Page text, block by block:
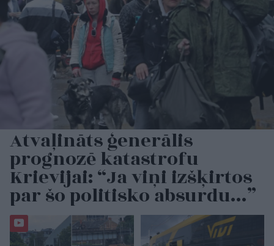
Atvaļināts ģenerālis
prognozē katastrofu
Krievijai: “Ja viņi izšķirtos
par šo politisko absurdu…”